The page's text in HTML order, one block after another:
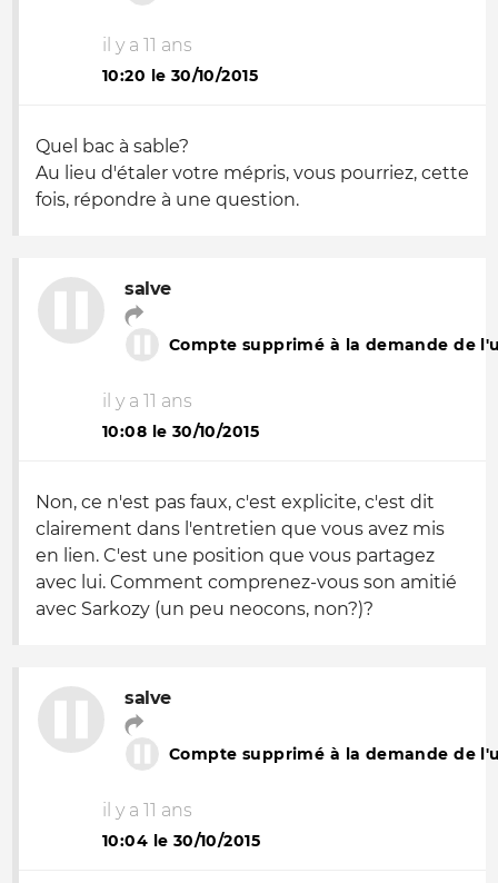
il y a 11 ans
10:20 le 30/10/2015
Quel bac à sable?
Au lieu d'étaler votre mépris, vous pourriez, cette
fois, répondre à une question.
salve
Compte supprimé à la demande de
il y a 11 ans
10:08 le 30/10/2015
Non, ce n'est pas faux, c'est explicite, c'est dit
clairement dans l'entretien que vous avez mis
en lien. C'est une position que vous partagez
avec lui. Comment comprenez-vous son amitié
avec Sarkozy (un peu neocons, non?)?
salve
Compte supprimé à la demande de
il y a 11 ans
10:04 le 30/10/2015